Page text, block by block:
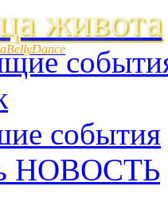
живота
события
НОВОСТЬ